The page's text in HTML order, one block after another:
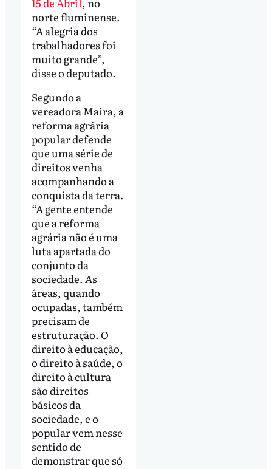
norte fluminense.
“A alegria dos
trabalhadores foi
muito grande”,
disse o deputado.
Segundo a
vereadora Maíra, a
reforma agrária
popular defende
que uma série de
direitos venha
acompanhando a
conquista da terra.
“A gente entende
que a reforma
agrária não é uma
luta apartada do
conjunto da
sociedade. As
áreas, quando
ocupadas, também
precisam de
estruturação. O
direito à educação,
o direito à saúde, o
direito à cultura
são direitos
básicos da
sociedade, e o
popular vem nesse
sentido de
demonstrar que só